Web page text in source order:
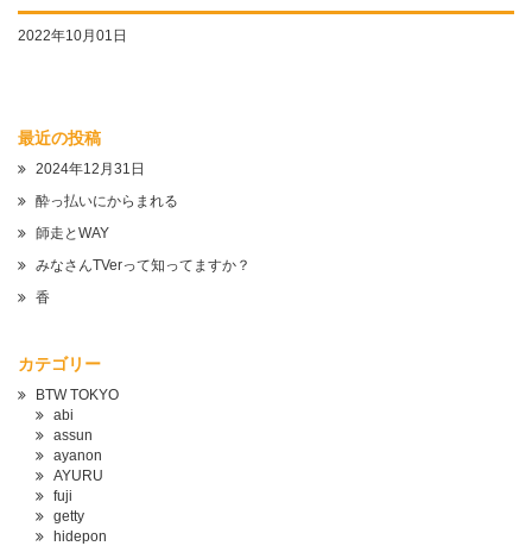
2022年10月01日
最近の投稿
2024年12月31日
酔っ払いにからまれる
師走とWAY
みなさんTVerって知ってますか？
香
カテゴリー
BTW TOKYO
abi
assun
ayanon
AYURU
fuji
getty
hidepon